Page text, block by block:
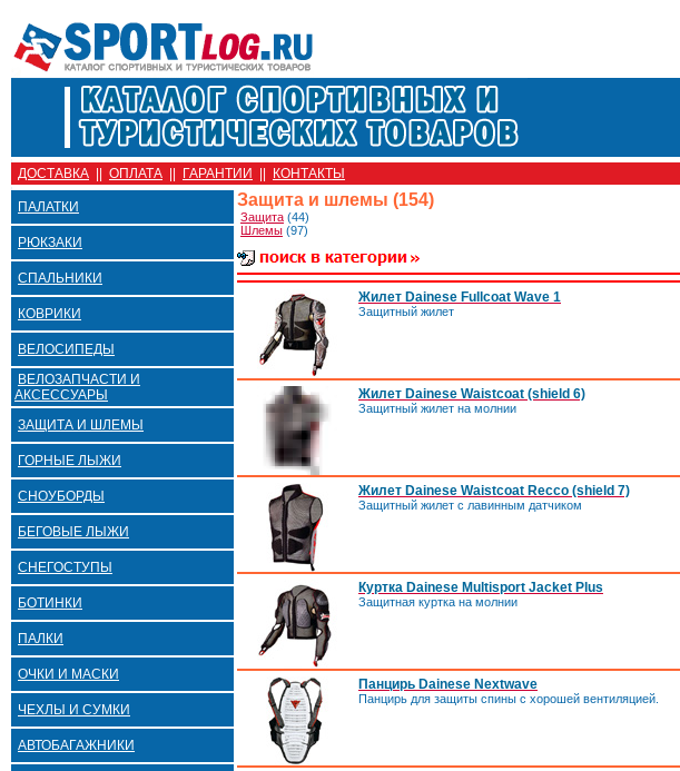
ДОСТАВКА ОПЛАТА ГАРАНТИИ КОНТАКТЫ
ПАЛАТКИ
РЮКЗАКИ
СПАЛЬНИКИ
КОВРИКИ
ВЕЛОСИПЕДЫ
ВЕЛОЗАПЧАСТИ И
АКСЕССУАРЫ
ЗАЩИТА И ШЛЕМЫ
ГОРНЫЕ ЛЫЖИ
СНОУБОРДЫ
БЕГОВЫЕ ЛЫЖИ
СНЕГОСТУПЫ
БОТИНКИ
ПАЛКИ
ОЧКИ И МАСКИ
ЧЕХЛЫ И СУМКИ
АВТОБАГАЖНИКИ
Защита и шлемы (154)
Защита (44)
Шлемы (97)
Жилет Dainese Fullcoat Wave 1
Защитный жилет
Жилет Dainese Waistcoat (shield 6)
Защитный жилет на молнии
Жилет Dainese Waistcoat Recco (shield 7)
Защитный жилет с лавинным датчиком
Куртка Dainese Multisport Jacket Plus
Защитная куртка на молнии
Панцирь Dainese Nextwave
Панцирь для защиты спины с хорошей вентиляцией.